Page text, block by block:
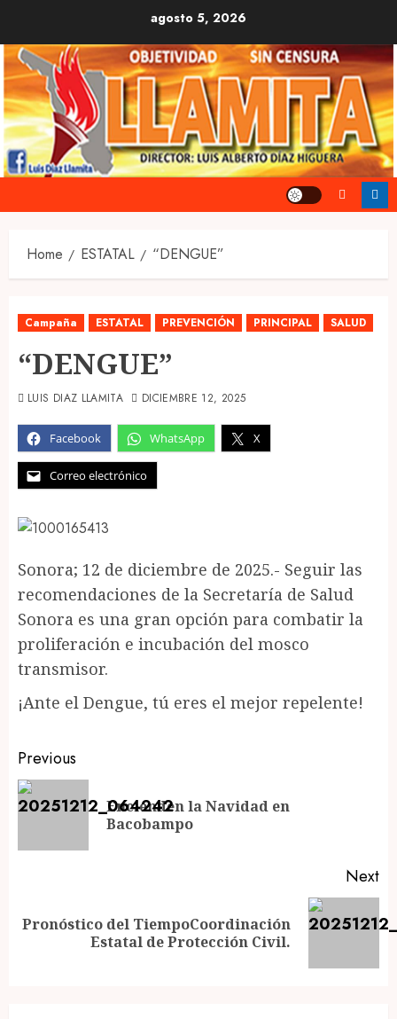
content
agosto 5, 2026
Home ESTATAL “DENGUE”
Campaña ESTATAL PREVENCIÓN PRINCIPAL SALUD
“DENGUE”
Facebook WhatsApp X
Correo electrónico
LUIS DIAZ LLAMITA DICIEMBRE 12, 2025
Sonora; 12 de diciembre de 2025.- Seguir las
recomendaciones de la Secretaría de Salud
Sonora es una gran opción para combatir la
proliferación e incubación del mosco
transmisor.
¡Ante el Dengue, tú eres el mejor repelente!
Post
navigation
Previous
Encienden la Navidad en
Bacobampo
Next
Next
Pronóstico del TiempoCoordinación
Estatal de Protección Civil.